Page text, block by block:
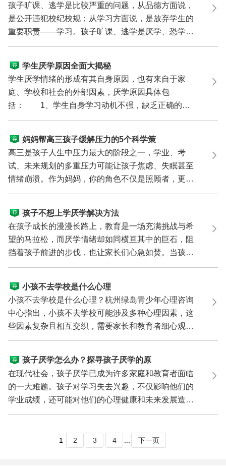
孩子旷课、逃学是比较严重的问题，从品德方面说，
是公开违犯校纪校规；从学习方面说，是放弃学生的
重要职责——学习。孩子旷课、逃学是厌学、恐学的
表现。旷...
学生厌学原因全面大揭秘
学生厌学情绪的形成有其自身原因，也有来自于家
庭、学校和社会的外部因素，厌学原因具体包
括： 1、学生自身学习动机不强，缺乏正确的学
习目标。 这部分...
妈妈帮高三孩子缓解压力的5个科学策
略
高三是孩子人生中压力最大的阶段之一，学业、考
试、未来规划的多重压力可能让孩子焦虑、失眠甚至
情绪崩溃。作为妈妈，你的角色不仅是照顾者，更是
孩子最坚实...
孩子不想上学厌学解决方法
在孩子成长的漫漫长路上，教育是一场充满挑战与希
望的马拉松，而厌学情绪却如同横亘其中的巨石，阻
挡着孩子前进的步伐，也让家长们心急如焚。当孩子
流露出不...
小孩不去学校是什么心理
小孩不去学校是什么心理？杭州绿岛青少年心理咨询
中心指出，小孩不去学校可能涉及多种心理因素，这
些因素复杂且相互交织，需要家长和教育者细心观察
和耐心引...
孩子厌学怎么办？探寻孩子厌学的原
因与解决方案
在现代社会，孩子厌学已成为许多家庭和教育者面临
的一大难题。孩子对学习失去兴趣，不仅影响他们的
学业成绩，还可能对他们的心理健康和未来发展造成
长远影响...
1 2 3 4 下一页